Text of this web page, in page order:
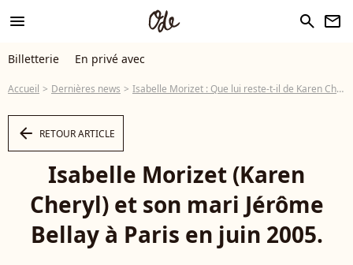
menu search newsletter
Billetterie En privé avec
Accueil Dernières news Isabelle Morizet : Que lui reste-t-il de Karen Cheryl ? Rien...
arrow_left RETOUR ARTICLE
Isabelle Morizet (Karen
Cheryl) et son mari Jérôme
Bellay à Paris en juin 2005.